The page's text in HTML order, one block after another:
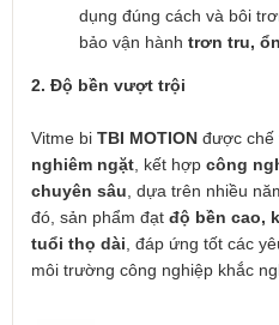
dụng đúng cách và bôi
bảo vận hành trơn tru,
2. Độ bền vượt trội
Vitme bi TBI MOTION được chế
nghiêm ngặt , kết hợp công
chuyên sâu , dựa trên nhiều
đó, sản phẩm đạt độ bền cao,
tuổi thọ dài , đáp ứng tốt các
môi trường công nghiệp khắc